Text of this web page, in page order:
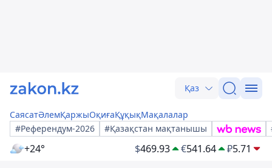
Қаз
СаясатӘлемҚаржыОқиғаҚұқықМақалалар
#Референдум-2026
#Қазақстан мақтанышы
+24° $469.93 €541.64 ₽5.71